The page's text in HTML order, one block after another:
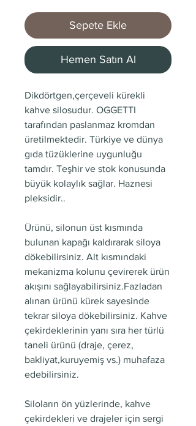
Sepete Ekle
Hemen Satın Al
Dikdörtgen,çerçeveli kürekli
kahve silosudur. OGGETTI
tarafından paslanmaz kromdan
üretilmektedir. Türkiye ve dünya
gıda tüzüklerine uygunluğu
tamdır. Teşhir ve stok konusunda
büyük kolaylık sağlar. Haznesi
pleksidir..
Ürünü, silonun üst kısmında
bulunan kapağı kaldırarak siloya
dökebilirsiniz. Alt kısmındaki
mekanizma kolunu çevirerek ürün
akışını sağlayabilirsiniz.Fazladan
alınan ürünü kürek sayesinde
tekrar siloya dökebilirsiniz. Kahve
çekirdeklerinin yanı sıra her türlü
taneli ürünü (draje, çerez,
bakliyat,kuruyemiş vs.) muhafaza
edebilirsiniz.
Siloların ön yüzlerinde, kahve
çekirdekleri ve drajeler için sergi